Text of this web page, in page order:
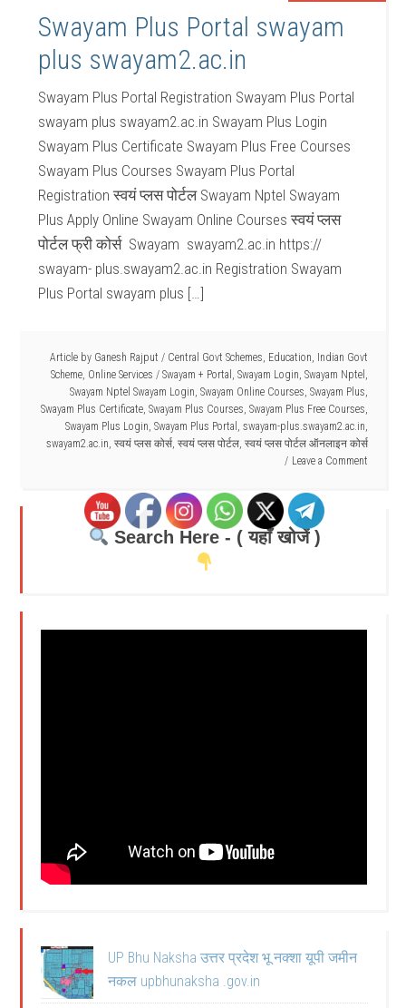
Swayam Plus Portal swayam
plus swayam2.ac.in
Swayam Plus Portal Registration Swayam Plus Portal
swayam plus swayam2.ac.in Swayam Plus Login
Swayam Plus Certificate Swayam Plus Free Courses
Swayam Plus Courses Swayam Plus Portal
Registration स्वयं प्लस पोर्टल Swayam Nptel Swayam
Plus Apply Online Swayam Online Courses स्वयं प्लस
पोर्टल फ्री कोर्स Swayam swayam2.ac.in https://
swayam- plus.swayam2.ac.in Registration Swayam
Plus Portal swayam plus […]
Article by Ganesh Rajput / Central Govt Schemes, Education, Indian Govt
Scheme, Online Services / Swayam + Portal , Swayam Login, Swayam Nptel ,
Swayam Nptel Swayam Login, Swayam Online Courses, Swayam Plus,
Swayam Plus Certificate, Swayam Plus Courses, Swayam Plus Free Courses,
Swayam Plus Login, Swayam Plus Portal , swayam-plus.swayam2.ac.in,
swayam2.ac.in, स्वयं प्लस कोर्स, स्वयं प्लस पोर्टल, स्वयं प्लस पोर्टल ऑनलाइन कोर्स
Leave a Comment
Search Here - ( यहाँ खोजें )
UP Bhu Naksha उत्तर प्रदेश भू नक्शा यूपी जमीन
नकल upbhunaksha .gov.in